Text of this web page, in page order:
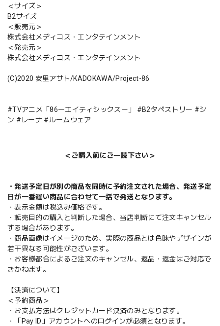
＜サイズ＞
B2サイズ
＜販売元＞
株式会社メディコス・エンタテインメント
＜発売元＞
株式会社メディコス・エンタテインメント
(C)2020 安里アサト/KADOKAWA/Project-86
#TVアニメ「86ーエイティシックスー」 #B2タペストリー #シ
ン #レーナ #ルームウェア
＜ご購入前にご一読下さい＞
・発送予定日が別の商品を同時に予約注文された場合、発送予定
日が一番遅い商品に合わせて一括で発送となります。
・表示金額は税込み価格です。
・転売目的の購入と判断した場合、当店判断にて注文キャンセル
する場合があります。
・商品画像はイメージのため、実際の商品とは色味やデザインが
若干異なる可能性がございます。
・お客様都合によるご注文のキャンセル、返品・返金はご対応で
きかねます。
【決済について】
＜予約商品＞
・お支払方法はクレジットカード決済のみとなります。
・「Pay ID」アカウントへのログインが必須となります。